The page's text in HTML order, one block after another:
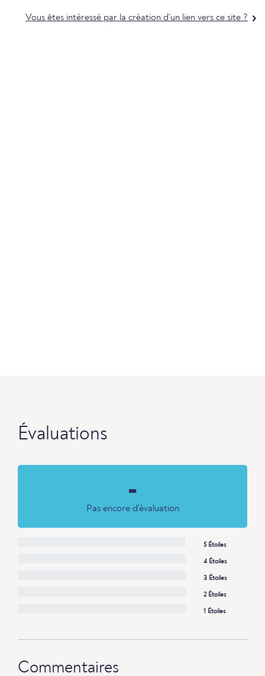
Vous êtes intéressé par la création d'un lien vers ce site ?
Évaluations
-
Pas encore d'évaluation
5 Étoiles
4 Étoiles
3 Étoiles
2 Étoiles
1 Étoiles
Commentaires